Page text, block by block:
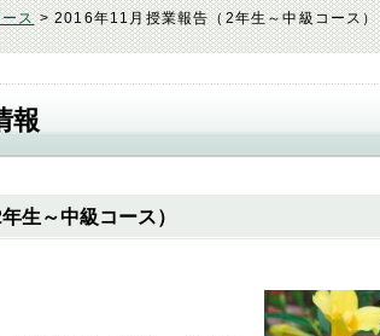
メオパシー
ース
4年制）
通信）
入制度 ホメオパシーとは
クラシカルホメオパシーとは
オルガノンとは
ハーネマンの人生
ハーネマン以後のホメオパス
レメディの使い方ABC 卒業生のご紹介
卒業生の活動
ス>2016年11月授業報告（2年生～中級コース）
報
生～中級コース）